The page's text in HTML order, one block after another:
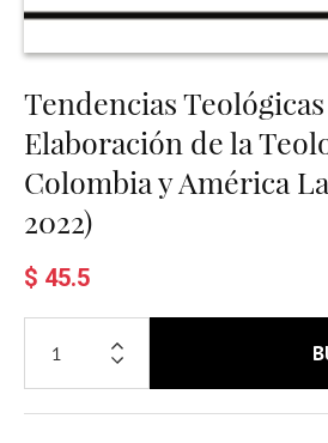
Tendencias
Elaboración de la
Colombia y América
2022)
$ 45.5